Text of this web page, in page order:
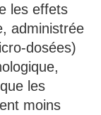
les effets
administrée
dosées)
les
moins